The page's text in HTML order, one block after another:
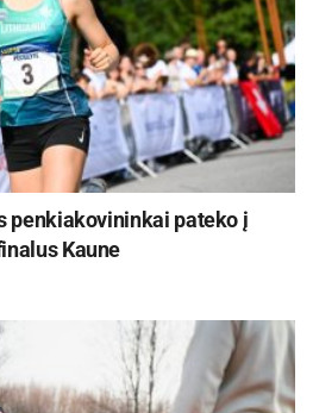
penkiakovininkai pateko į
Kaune